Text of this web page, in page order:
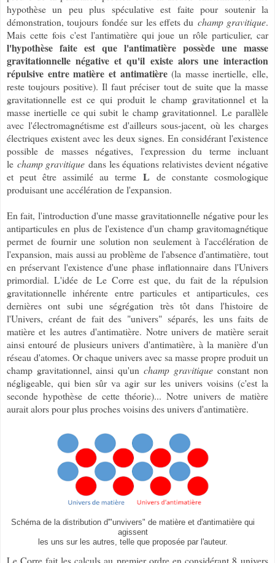
hypothèse un peu plus spéculative est faite pour soutenir la
démonstration, toujours fondée sur les effets du champ gravitique.
Mais cette fois c'est l'antimatière qui joue un rôle particulier, car
l'hypothèse faite est que l'antimatière possède une masse
gravitationnelle négative et qu'il existe alors une interaction
répulsive entre matière et antimatière(la masse inertielle, elle,
reste toujours positive). Il faut préciser tout de suite que la masse
gravitationnelle est ce qui produit le champ gravitationnel et la
masse inertielle ce qui subit le champ gravitationnel. Le parallèle
avec l'électromagnétisme est d'ailleurs sous-jacent, où les charges
électriques existent avec les deux signes. En considérant l'existence
possible de masses négatives, l'expression du terme incluant
le champ gravitique dans les équations relativistes devient négative
et peut être assimilé au terme
L
de constante cosmologique
produisant une accélération de l'expansion.
En fait, l'introduction d'une masse gravitationnelle négative pour les
antiparticules en plus de l'existence d'un champ gravitomagnétique
permet de fournir une solution non seulement à l'accélération de
l'expansion, mais aussi au problème de l'absence d'antimatière, tout
en préservant l'existence d'une phase inflationnaire dans l'Univers
primordial. L'idée de Le Corre est que, du fait de la répulsion
gravitationnelle inhérente entre particules et antiparticules, ces
dernières ont subi une ségrégation très tôt dans l'histoire de
l'Univers, créant de fait des "univers" séparés, les uns faits de
matière et les autres d'antimatière. Notre univers de matière serait
ainsi entouré de plusieurs univers d'antimatière, à la manière d'un
réseau d'atomes. Or chaque univers avec sa masse propre produit un
champ gravitationnel, ainsi qu'unchamp gravitiqueconstant non
négligeable, qui bien sûr va agir sur les univers voisins (c'est la
seconde hypothèse de cette théorie)... Notre univers de matière
aurait alors pour plus proches voisins des univers d'antimatière.
Schéma de la distribution d'"unvivers" de matière et d'antimatière qui
agissent
les uns sur les autres, telle que proposée par l'auteur.
Le Corre fait les calculs au premier ordre en considérant 8 univers